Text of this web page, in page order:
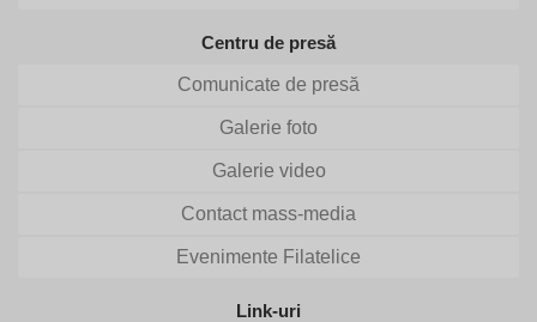
Centru de presă
Comunicate de presă
Galerie foto
Galerie video
Contact mass-media
Evenimente Filatelice
Link-uri